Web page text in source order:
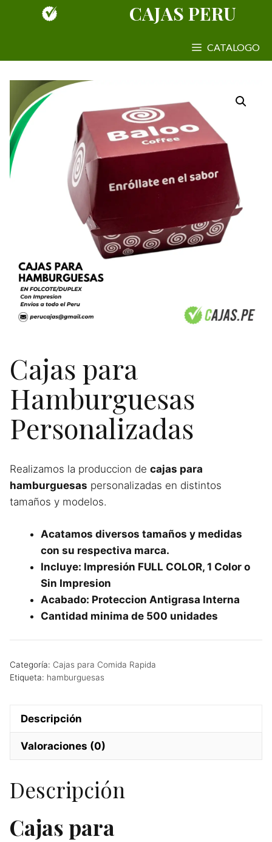
CAJAS PERU
CATALOGO
Cajas para
Hamburguesas
Personalizadas
Realizamos la produccion de cajas para
hamburguesas personalizadas en distintos
tamaños y modelos.
Acatamos diversos tamaños y medidas
con su respectiva marca.
Incluye: Impresión FULL COLOR, 1 Color o
Sin Impresion
Acabado: Proteccion Antigrasa Interna
Cantidad minima de 500 unidades
Categoría: Cajas para Comida Rapida
Etiqueta: hamburguesas
Descripción
Valoraciones (0)
Descripción
Cajas para